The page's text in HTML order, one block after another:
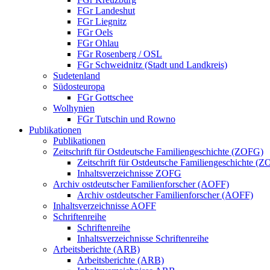
FGr Landeshut
FGr Liegnitz
FGr Oels
FGr Ohlau
FGr Rosenberg / OSL
FGr Schweidnitz (Stadt und Landkreis)
Sudetenland
Südosteuropa
FGr Gottschee
Wolhynien
FGr Tutschin und Rowno
Publikationen
Publikationen
Zeitschrift für Ostdeutsche Familiengeschichte (ZOFG)
Zeitschrift für Ostdeutsche Familiengeschichte
Inhaltsverzeichnisse ZOFG
Archiv ostdeutscher Familienforscher (AOFF)
Archiv ostdeutscher Familienforscher (AOFF)
Inhaltsverzeichnisse AOFF
Schriftenreihe
Schriftenreihe
Inhaltsverzeichnisse Schriftenreihe
Arbeitsberichte (ARB)
Arbeitsberichte (ARB)